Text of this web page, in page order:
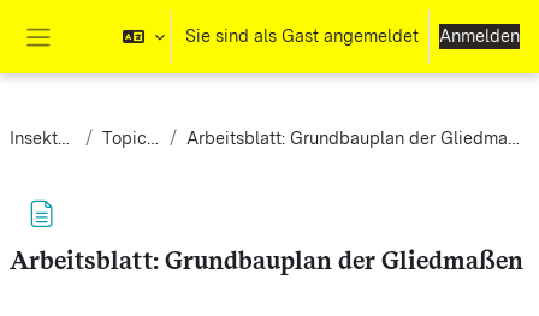
Website-Übersicht
Sie sind als Gast angemeldet Anmelden
Insekten Topic 4 Arbeitsblatt: Grundbauplan der Gliedmaßen
Arbeitsblatt: Grundbauplan der Gliedmaßen